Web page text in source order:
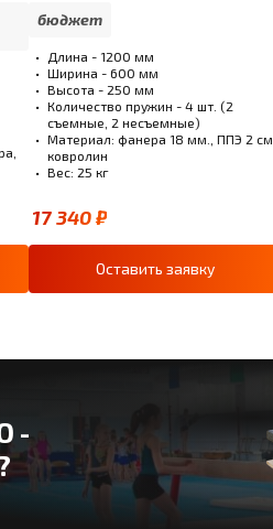
бюджет
Длина - 1200 мм
Ширина - 600 мм
Высота - 250 мм
Количество пружин - 4 шт. (2
съемные, 2 несъемные)
Материал: фанера 18 мм., ППЭ 2 см,
ковролин
Вес: 25 кг
17 340 ₽
Оставить заявку
-